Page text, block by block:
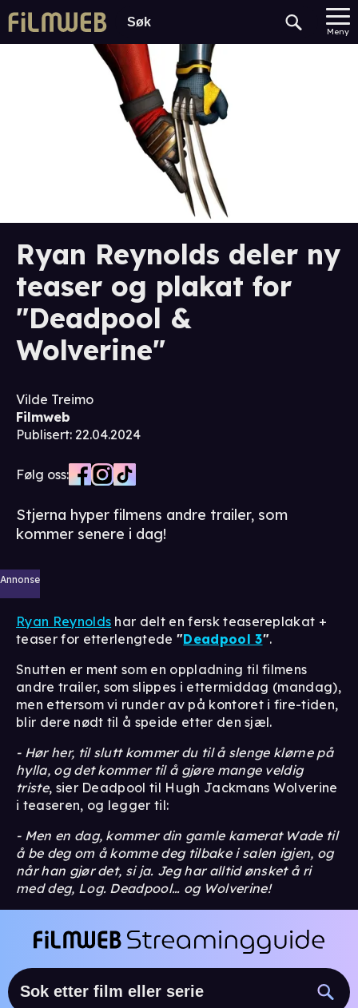
Meny
Ryan Reynolds deler ny
teaser og plakat for
"Deadpool &
Wolverine"
Vilde Treimo
Filmweb
Publisert: 22.04.2024
Følg oss:
Stjerna hyper filmens andre trailer, som
kommer senere i dag!
Annonse
Ryan Reynolds har delt en fersk teasereplakat +
teaser for etterlengtede"Deadpool 3".
Snutten er ment som en oppladning til filmens
andre trailer, som slippes i ettermiddag (mandag),
men ettersom vi runder av på kontoret i fire-tiden,
blir dere nødt til å speide etter den sjæl.
- Hør her, til slutt kommer du til å slenge klørne på
hylla, og det kommer til å gjøre mange veldig
triste, sier Deadpool til Hugh Jackmans Wolverine
i teaseren, og legger til:
- Men en dag, kommer din gamle kamerat Wade til
å be deg om å komme deg tilbake i salen igjen, og
når han gjør det, si ja. Jeg har alltid ønsket å ri
med deg, Log. Deadpool… og Wolverine!